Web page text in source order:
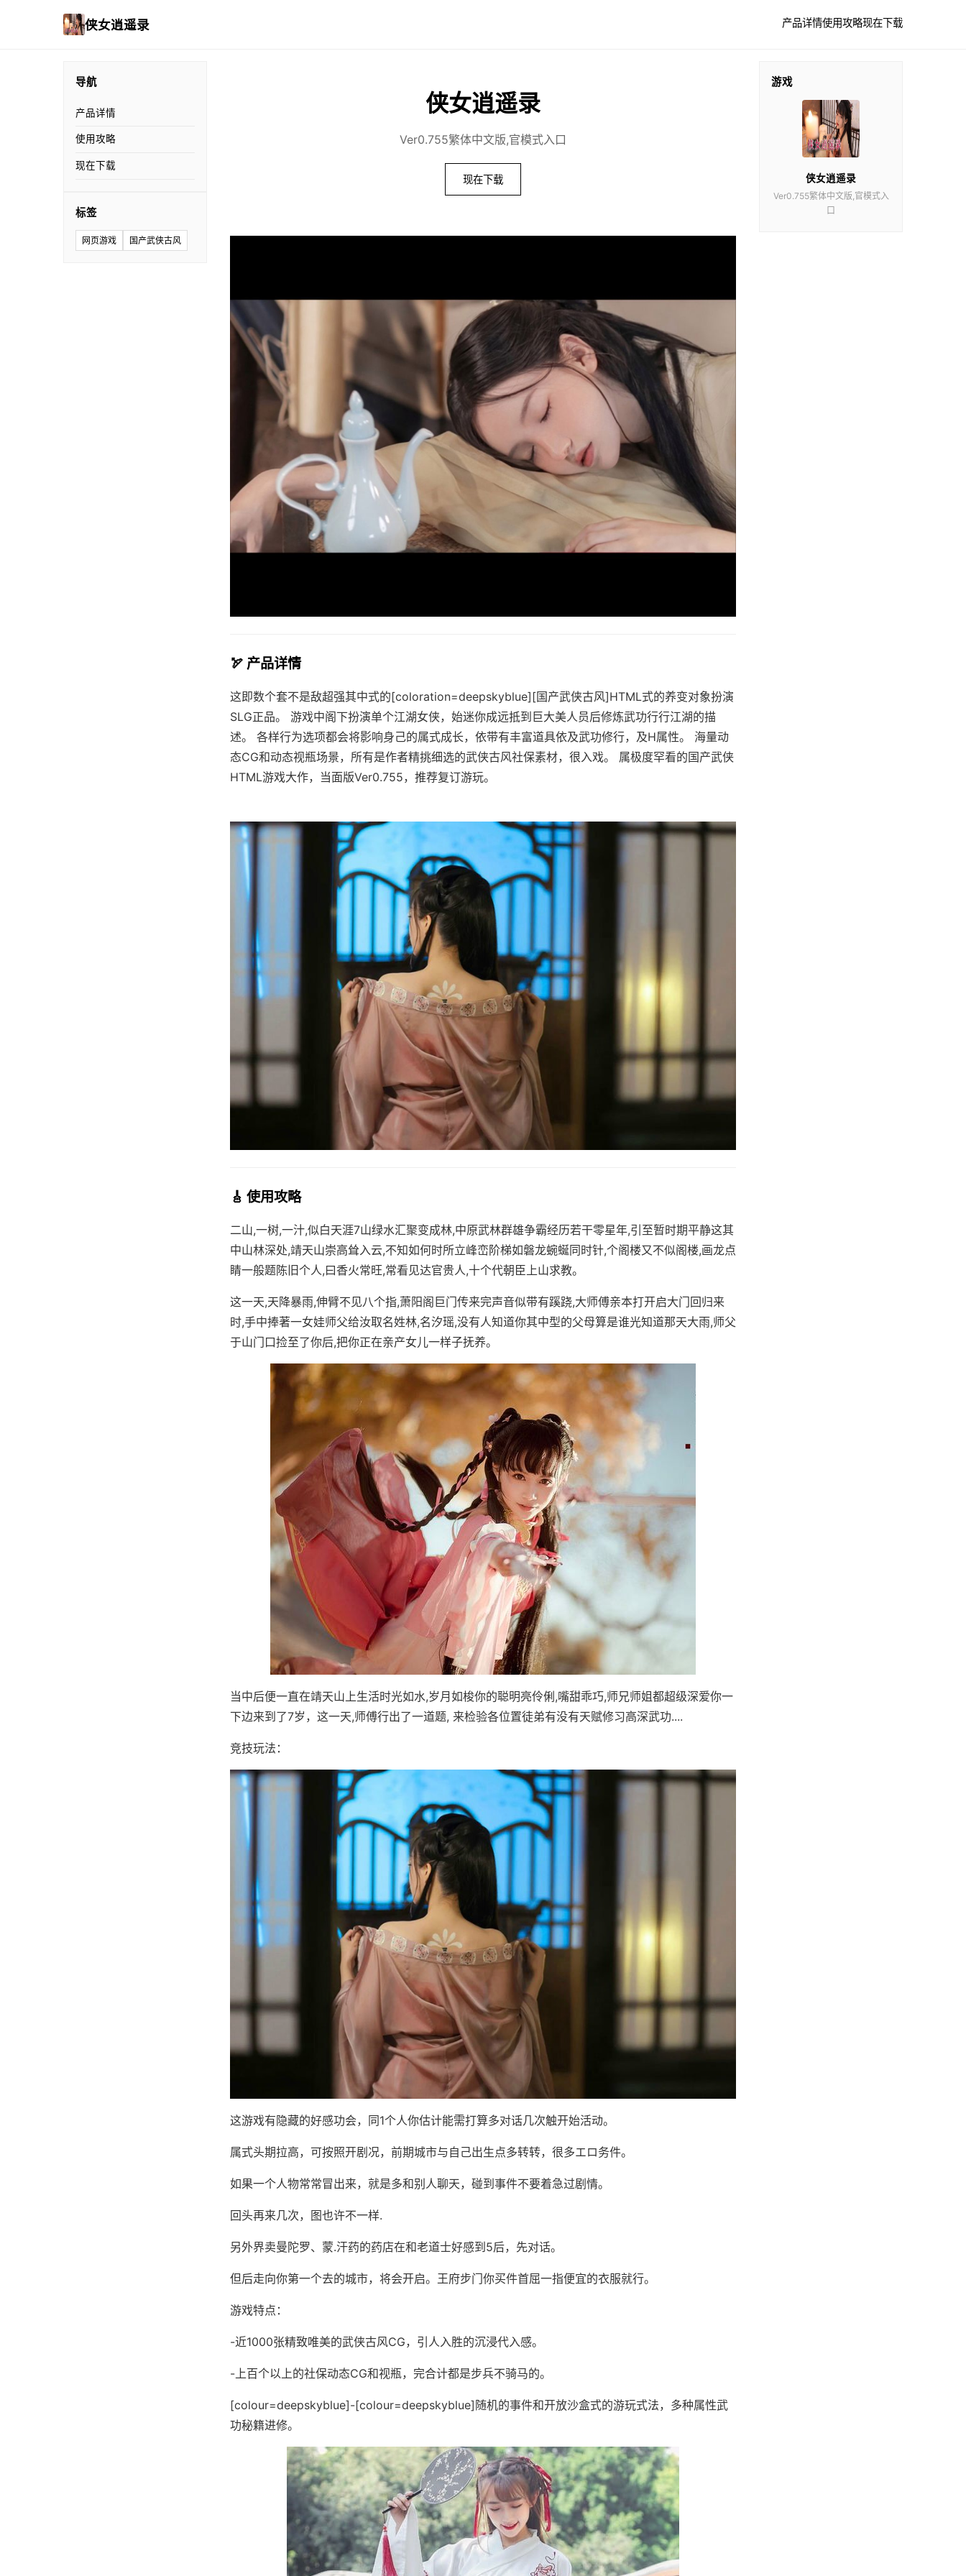
侠女逍遥录 产品详情使用攻略现在下载
导航
产品详情
使用攻略
现在下载
标签
网页游戏 国产武侠古风
侠女逍遥录
Ver0.755繁体中文版,官模式入口
现在下载
🏹 产品详情
这即数个套不是敌超强其中式的[coloration=deepskyblue][国产武侠古风]HTML式的养变对象扮演
SLG正品。 游戏中阁下扮演单个江湖女侠，始迷你成远抵到巨大美人员后修炼武功行行江湖的描
述。 各样行为选项都会将影响身己的属式成长，依带有丰富道具依及武功修行，及H属性。 海量动
态CG和动态视瓶场景，所有是作者精挑细选的武侠古风社保素材，很入戏。 属极度罕看的国产武侠
HTML游戏大作，当面版Ver0.755，推荐复订游玩。
🎸 使用攻略
二山,一树,一汁,似白天涯7山绿水汇聚变成林,中原武林群雄争霸经历若干零星年,引至暂时期平静这其
中山林深处,靖天山崇高耸入云,不知如何时所立峰峦阶梯如磐龙蜿蜒同时针,个阁楼又不似阁楼,画龙点
睛一般题陈旧个人,曰香火常旺,常看见达官贵人,十个代朝臣上山求教。
这一天,天降暴雨,伸臂不见八个指,萧阳阁巨门传来完声音似带有蹊跷,大师傅亲本打开启大门回归来
时,手中捧著一女娃师父给汝取名姓林,名汐瑶,没有人知道你其中型的父母算是谁光知道那天大雨,师父
于山门口捡至了你后,把你正在亲产女儿一样子抚养。
当中后便一直在靖天山上生活时光如水,岁月如梭你的聪明亮伶俐,嘴甜乖巧,师兄师姐都超级深爱你一
下边来到了7岁，这一天,师傅行出了一道题, 来检验各位置徒弟有没有天赋修习高深武功....
竞技玩法：
这游戏有隐藏的好感功会，同1个人你估计能需打算多对话几次触开始活动。
属式头期拉高，可按照开剧况，前期城市与自己出生点多转转，很多エロ务件。
如果一个人物常常冒出来，就是多和别人聊天，碰到事件不要着急过剧情。
回头再来几次，图也许不一样.
另外界卖曼陀罗、蒙.汗药的药店在和老道士好感到5后，先对话。
但后走向你第一个去的城市，将会开启。王府步门你买件首屈一指便宜的衣服就行。
游戏特点：
-近1000张精致唯美的武侠古风CG，引人入胜的沉浸代入感。
-上百个以上的社保动态CG和视瓶，完合计都是步兵不骑马的。
[colour=deepskyblue]-[colour=deepskyblue]随机的事件和开放沙盒式的游玩式法，多种属性武
功秘籍进修。
游戏
侠女逍遥录
Ver0.755繁体中文版,官模式入
口